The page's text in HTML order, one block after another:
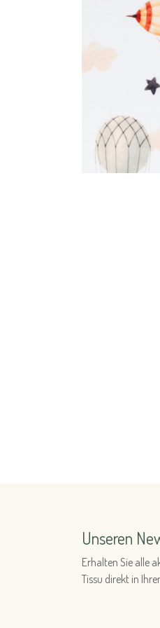
Unseren
Erhalten Sie alle
Tissu direkt in